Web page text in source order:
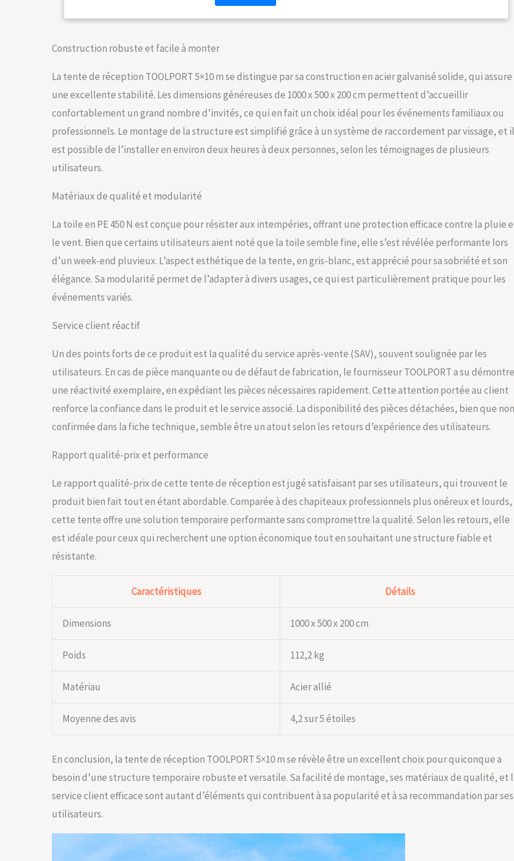
résistance aux charges et facilité de montage. PRÊT A MONTER – INSTALLATION
FACILE: Parfaite fixation au sol avec des sardines/piquets et des cordes
métallique en acier, toile de toit, toile de côtés, pignon d'entrée avec porte à
Construction robuste et facile à monter
La tente de réception TOOLPORT 5×10 m se distingue par sa construction en acier galvanisé solide, qui assure
une excellente stabilité. Les dimensions généreuses de 1000 x 500 x 200 cm permettent d’accueillir
confortablement un grand nombre d’invités, ce qui en fait un choix idéal pour les événements familiaux ou
professionnels. Le montage de la structure est simplifié grâce à un système de raccordement par vissage, et il
est possible de l’installer en environ deux heures à deux personnes, selon les témoignages de plusieurs
utilisateurs.
Matériaux de qualité et modularité
La toile en PE 450 N est conçue pour résister aux intempéries, offrant une protection efficace contre la pluie
le vent. Bien que certains utilisateurs aient noté que la toile semble fine, elle s’est révélée performante lors
d’un week-end pluvieux. L’aspect esthétique de la tente, en gris-blanc, est apprécié pour sa sobriété et son
élégance. Sa modularité permet de l’adapter à divers usages, ce qui est particulièrement pratique pour les
événements variés.
Service client réactif
Un des points forts de ce produit est la qualité du service après-vente (SAV), souvent soulignée par les
utilisateurs. En cas de pièce manquante ou de défaut de fabrication, le fournisseur TOOLPORT a su
une réactivité exemplaire, en expédiant les pièces nécessaires rapidement. Cette attention portée au client
renforce la confiance dans le produit et le service associé. La disponibilité des pièces détachées, bien que non
confirmée dans la fiche technique, semble être un atout selon les retours d’expérience des utilisateurs.
Rapport qualité-prix et performance
Le rapport qualité-prix de cette tente de réception est jugé satisfaisant par ses utilisateurs, qui trouvent le
produit bien fait tout en étant abordable. Comparée à des chapiteaux professionnels plus onéreux et lourds,
cette tente offre une solution temporaire performante sans compromettre la qualité. Selon les retours, elle
est idéale pour ceux qui recherchent une option économique tout en souhaitant une structure fiable et
résistante.
Caractéristiques Détails
Dimensions 1000 x 500 x 200 cm
Poids 112,2 kg
Matériau Acier allié
Moyenne des avis 4,2 sur 5 étoiles
En conclusion, la tente de réception TOOLPORT 5×10 m se révèle être un excellent choix pour quiconque a
besoin d’une structure temporaire robuste et versatile. Sa facilité de montage, ses matériaux de qualité, et
service client efficace sont autant d’éléments qui contribuent à sa popularité et à sa recommandation par ses
utilisateurs.